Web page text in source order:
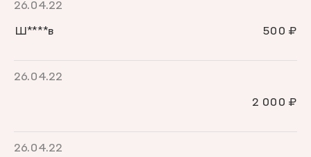
26.04.22
Ш****в 500 ₽
26.04.22
2 000 ₽
26.04.22